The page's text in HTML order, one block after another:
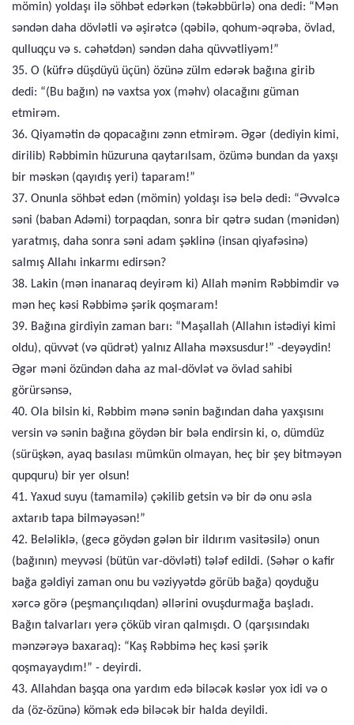
mömin) yoldaşı ilə söhbət edərkən (təkəbbürlə) ona dedi: “Mən
səndən daha dövlətli və əşirətcə (qəbilə, qohum-əqrəba, övlad,
qulluqçu və s. cəhətdən) səndən daha qüvvətliyəm!”
35. O (küfrə düşdüyü üçün) özünə zülm edərək bağına girib
dedi: “(Bu bağın) nə vaxtsa yox (məhv) olacağını güman
etmirəm.
36. Qiyamətin də qopacağını zənn etmirəm. Əgər (dediyin kimi,
dirilib) Rəbbimin hüzuruna qaytarılsam, özümə bundan da yaxşı
bir məskən (qayıdış yeri) taparam!”
37. Onunla söhbət edən (mömin) yoldaşı isə belə dedi: “Əvvəlcə
səni (baban Adəmi) torpaqdan, sonra bir qətrə sudan (mənidən)
yaratmış, daha sonra səni adam şəklinə (insan qiyafəsinə)
salmış Allahı inkarmı edirsən?
38. Lakin (mən inanaraq deyirəm ki) Allah mənim Rəbbimdir və
mən heç kəsi Rəbbimə şərik qoşmaram!
39. Bağına girdiyin zaman barı: “Maşallah (Allahın istədiyi kimi
oldu), qüvvət (və qüdrət) yalnız Allaha məxsusdur!” -deyəydin!
Əgər məni özündən daha az mal-dövlət və övlad sahibi
görürsənsə,
40. Ola bilsin ki, Rəbbim mənə sənin bağından daha yaxşısını
versin və sənin bağına göydən bir bəla endirsin ki, o, dümdüz
(sürüşkən, ayaq basılası mümkün olmayan, heç bir şey bitməyən
qupquru) bir yer olsun!
41. Yaxud suyu (tamamilə) çəkilib getsin və bir də onu əsla
axtarıb tapa bilməyəsən!”
42. Beləliklə, (gecə göydən gələn bir ildırım vasitəsilə) onun
(bağının) meyvəsi (bütün var-dövləti) tələf edildi. (Səhər o kafir
bağa gəldiyi zaman onu bu vəziyyətdə görüb bağa) qoyduğu
xərcə görə (peşmançılıqdan) əllərini ovuşdurmağa başladı.
Bağın talvarları yerə çöküb viran qalmışdı. O (qarşısındakı
mənzərəyə baxaraq): “Kaş Rəbbimə heç kəsi şərik
qoşmayaydım!” - deyirdi.
43. Allahdan başqa ona yardım edə biləcək kəslər yox idi və o
da (öz-özünə) kömək edə biləcək bir halda deyildi.